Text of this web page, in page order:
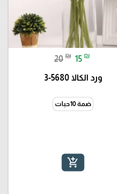
20 ₪ 15 ₪
ورد الكالا 5680-3
ضمة 10حبات
add_shopping_cart